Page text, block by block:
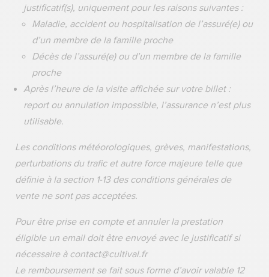
justificatif(s), uniquement pour les raisons suivantes :
Maladie, accident ou hospitalisation de l’assuré(e) ou
d’un membre de la famille proche
Décès de l’assuré(e) ou d’un membre de la famille
proche
Après l’heure de la visite affichée sur votre billet :
report ou annulation impossible, l’assurance n’est plus
utilisable.
Les conditions météorologiques, grèves, manifestations,
perturbations du trafic et autre force majeure telle que
définie à la section 1-13 des conditions générales de
vente ne sont pas acceptées.
Pour être prise en compte et annuler la prestation
éligible un email doit être envoyé avec le justificatif si
nécessaire à contact@cultival.fr
Le remboursement se fait sous forme d’avoir valable 12